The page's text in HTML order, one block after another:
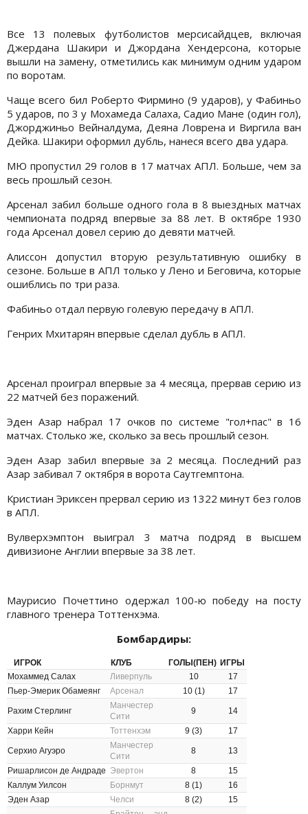
Все 13 полевых футболистов мерсисайдцев, включая
Джердана Шакири и Джордана Хендерсона, которые
вышли на замену, отметились как минимум одним ударом
по воротам.
Чаще всего бил Роберто Фирмино (9 ударов), у Фабиньо
5 ударов, по 3 у Мохамеда Салаха, Садио Мане (один гол),
Джорджиньо Вейналдума, Деяна Ловрена и Виргила ван
Дейка. Шакири оформил дубль, нанеся всего два удара.
МЮ пропустил 29 голов в 17 матчах АПЛ. Больше, чем за
весь прошлый сезон.
Арсенал забил больше одного гола в 8 выездных матчах
чемпионата подряд впервые за 88 лет. В октябре 1930
года Арсенал довел серию до девяти матчей.
Алиссон допустил вторую результативную ошибку в
сезоне. Больше в АПЛ только у Лено и Беговича, которые
ошиблись по три раза.
Фабиньо отдал первую голевую передачу в АПЛ.
Генрих Мхитарян впервые сделал дубль в АПЛ.
Арсенал проиграл впервые за 4 месяца, прервав серию из
22 матчей без поражений.
Эден Азар набрал 17 очков по системе "гол+пас" в 16
матчах. Столько же, сколько за весь прошлый сезон.
Эден Азар забил впервые за 2 месяца. Последний раз
Азар забивал 7 октября в ворота Саутгемптона.
Кристиан Эриксен прервал серию из 1322 минут без голов
в АПЛ.
Вулверхэмптон выиграл 3 матча подряд в высшем
дивизионе Англии впервые за 38 лет.
Маурисио Почеттино одержал 100-ю победу на посту
главного тренера Тоттенхэма.
Бомбардиры:
ИГРОК КЛУБ ГОЛЫ(ПЕН) ИГРЫ
Мохаммед Салах
Ливерпуль 10
17
Пьер-Эмерик Обамеянг
Арсенал 10 (1) 17
Рахим Стерлинг
Манчестер
Сити
9 14
Харри Кейн Тоттенхэм 9 (3) 17
Серхио Агуэро
Манчестер
Сити
8 13
Ришарлисон де Андраде Эвертон 8
15
Каллум Уилсон
Борнмут 8 (1)
16
Эден Азар
Челси 8 (2)
15